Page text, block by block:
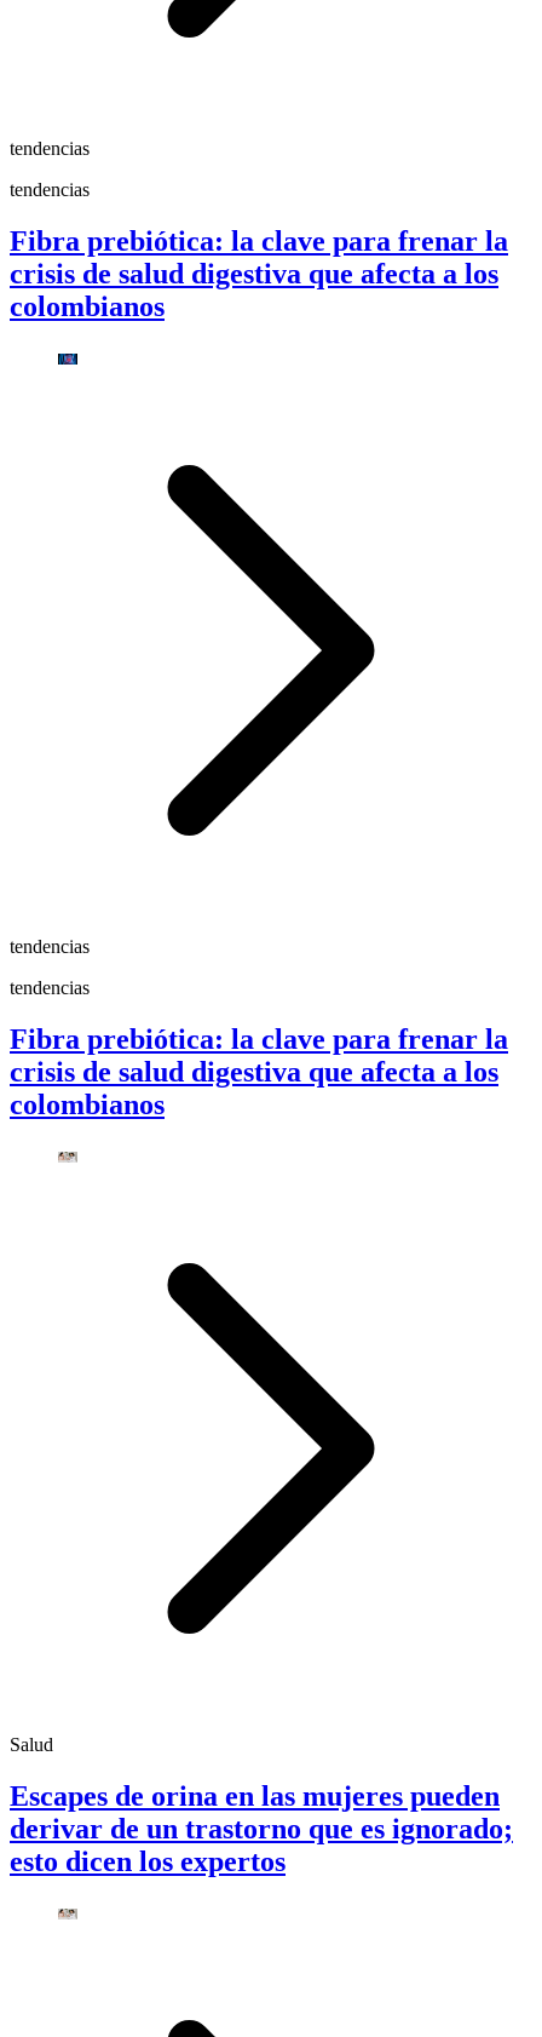
tendencias
tendencias
Fibra prebiótica: la clave para frenar la
crisis de salud digestiva que afecta a los
colombianos
tendencias
tendencias
Fibra prebiótica: la clave para frenar la
crisis de salud digestiva que afecta a los
colombianos
Salud
Escapes de orina en las mujeres pueden
derivar de un trastorno que es ignorado;
esto dicen los expertos